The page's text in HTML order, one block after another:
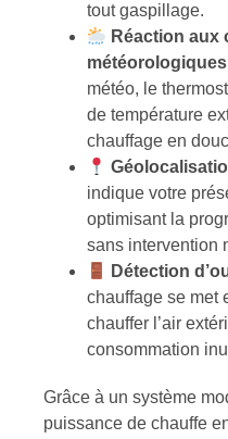
tout gaspillage.
Réaction aux
météorologiques
météo, le
de température
chauffage en
indique votre
optimisant la
sans intervention
Détection
chauffage se met
chauffer l’air
consommation
Grâce à un système
puissance de chauffe